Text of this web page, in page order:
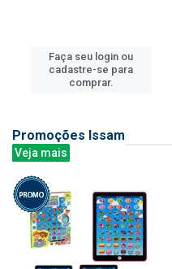
Faça seu login ou
cadastre-se para
comprar.
Promoções Issam
Veja mais